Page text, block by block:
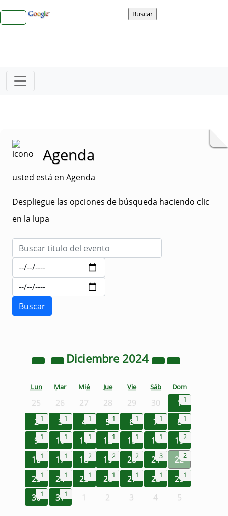
Agenda
usted está en Agenda
Despliegue las opciones de búsqueda haciendo clic
en la lupa
Diciembre 2024
Lun Mar Mié Jue Vie Sáb Dom
25 26 27 28 29 30 1 1
2 1 3 1 4 1 5 1 6 1 7 1 8 1
9 1 101 111 121 131 141 152
161 171 182 192 202 213 222
231 241 251 261 271 281 291
301 311 1 2 3 4 5